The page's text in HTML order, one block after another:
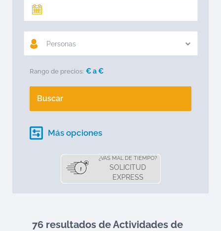
Personas
Rango de precios: € a€
Buscar
Más opciones
¿VAS MAL DE TIEMPO?
SOLICITUD
EXPRESS
76 resultados de Actividades de